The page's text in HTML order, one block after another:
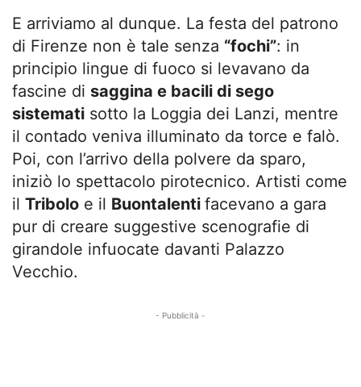
E arriviamo al dunque. La festa del patrono
di Firenze non è tale senza “fochi”: in
principio lingue di fuoco si levavano da
fascine di saggina e bacili di sego
sistemati sotto la Loggia dei Lanzi, mentre
il contado veniva illuminato da torce e falò.
Poi, con l’arrivo della polvere da sparo,
iniziò lo spettacolo pirotecnico. Artisti come
il Tribolo e il Buontalenti facevano a gara
pur di creare suggestive scenografie di
girandole infuocate davanti Palazzo
Vecchio.
- Pubblicità -